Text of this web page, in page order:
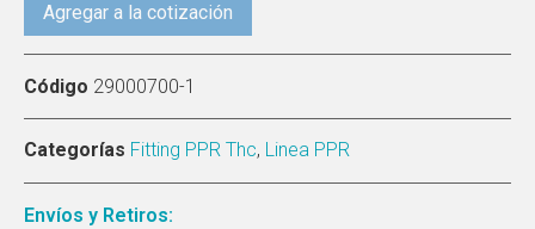
Agregar a la cotización
Código 29000700-1
Categorías Fitting PPR Thc, Linea PPR
Envíos y Retiros: